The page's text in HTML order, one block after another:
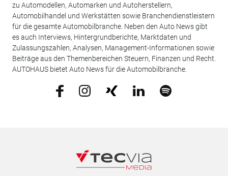
zu Automodellen, Automarken und Autoherstellern,
Automobilhandel und Werkstätten sowie Branchendienstleistern
für die gesamte Automobilbranche. Neben den Auto News gibt
es auch Interviews, Hintergrundberichte, Marktdaten und
Zulassungszahlen, Analysen, Management-Informationen sowie
Beiträge aus den Themenbereichen Steuern, Finanzen und Recht.
AUTOHAUS bietet Auto News für die Automobilbranche.